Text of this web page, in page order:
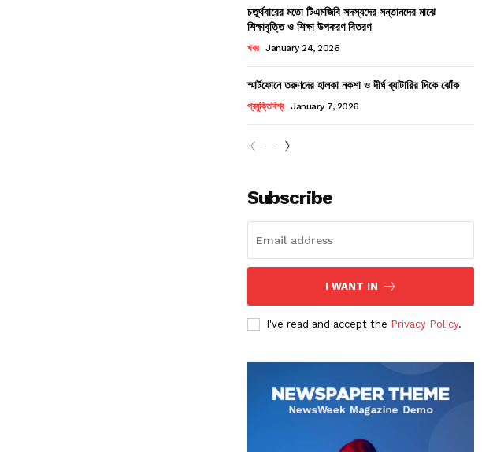
চতুর্থবারের মতো টিএমজিবি সদস্যদের সন্তানদের মাঝে
শিক্ষাবৃত্তি ও শিক্ষা উপকরণ বিতরণ
খবর January 24, 2026
স্মার্টফোনে তরুণদের হালকা নকশা ও দীর্ঘ ব্যাটারির দিকে ঝোঁক
প্রযুক্তিবিশ্ব January 7, 2026
Subscribe
I WANT IN
I've read and accept the Privacy Policy.